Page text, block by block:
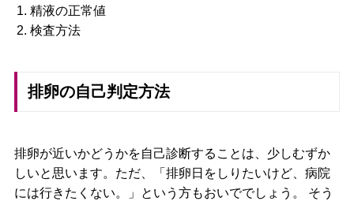
精液の正常値
検査方法
排卵の自己判定方法
排卵が近いかどうかを自己診断することは、少しむずか
しいと思います。ただ、「排卵日をしりたいけど、病院
には行きたくない。」という方もおいででしょう。 そう